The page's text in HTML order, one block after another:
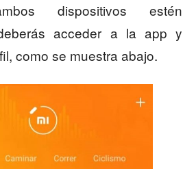
dispositivos estén
acceder a la app y
como se muestra abajo.